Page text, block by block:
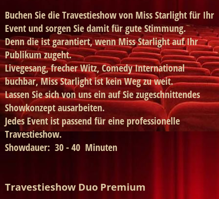
Buchen Sie dieTravestieshowvon Miss Starlight für Ihr
Event und sorgen Sie damit für gute Stimmung.
Denn die ist garantiert, wenn Miss Starlight auf Ihr
Publikum zugeht.
Livegesang, frecher Witz, Comedy International
buchbar, Miss Starlight ist kein Weg zu weit.
Lassen Sie sich von uns ein auf Sie zugeschnittendes
Showkonzept ausarbeiten.
Jedes Event ist passend für eine professionelle
Travestieshow.
Showdauer: 30 - 40 Minuten
Travestieshow Duo Premium